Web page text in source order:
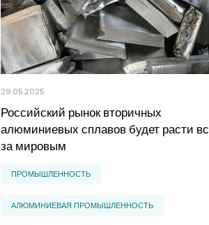
29.05.2025
Российский рынок вторичных
алюминиевых сплавов будет расти
за мировым
ПРОМЫШЛЕННОСТЬ
АЛЮМИНИЕВАЯ ПРОМЫШЛЕННОСТЬ